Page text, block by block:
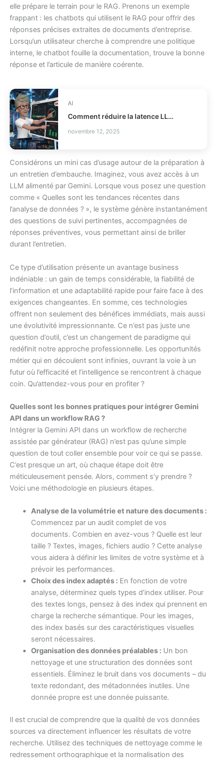
elle prépare le terrain pour le RAG. Prenons un exemple
frappant : les chatbots qui utilisent le RAG pour offrir des
réponses précises extraites de documents d’entreprise.
Lorsqu’un utilisateur cherche à comprendre une politique
interne, le chatbot fouille la documentation, trouve la bonne
réponse et l’articule de manière coérente.
AI
Comment réduire la latence LLM et les coûts en production ?
novembre 12, 2025
Considérons un mini cas d’usage autour de la préparation à
un entretien d’embauche. Imaginez, vous avez accès à un
LLM alimenté par Gemini. Lorsque vous posez une question
comme « Quelles sont les tendances récentes dans
l’analyse de données ? », le système génère instantanément
des questions de suivi pertinentes, accompagnées de
réponses préventives, vous permettant ainsi de briller
durant l’entretien.
Ce type d’utilisation présente un avantage business
indéniable : un gain de temps considérable, la fiabilité de
l’information et une adaptabilité rapide pour faire face à des
exigences changeantes. En somme, ces technologies
offrent non seulement des bénéfices immédiats, mais aussi
une évolutivité impressionnante. Ce n’est pas juste une
question d’outil, c’est un changement de paradigme qui
redéfinit notre approche professionnelle. Les opportunités
métier qui en découlent sont infinies, ouvrant la voie à un
futur où l’efficacité et l’intelligence se rencontrent à chaque
coin. Qu’attendez-vous pour en profiter ?
Quelles sont les bonnes pratiques pour intégrer Gemini
API dans un workflow RAG ?
Intégrer la Gemini API dans un workflow de recherche
assistée par générateur (RAG) n’est pas qu’une simple
question de tout coller ensemble pour voir ce qui se passe.
C’est presque un art, où chaque étape doit être
méticuleusement pensée. Alors, comment s’y prendre ?
Voici une méthodologie en plusieurs étapes.
Analyse de la volumétrie et nature des documents :
Commencez par un audit complet de vos
documents. Combien en avez-vous ? Quelle est leur
taille ? Textes, images, fichiers audio ? Cette analyse
vous aidera à définir les limites de votre système et à
prévoir les performances.
Choix des index adaptés :En fonction de votre
analyse, déterminez quels types d’index utiliser. Pour
des textes longs, pensez à des index qui prennent en
charge la recherche sémantique. Pour les images,
des index basés sur des caractéristiques visuelles
seront nécessaires.
Organisation des données préalables :Un bon
nettoyage et une structuration des données sont
essentiels. Éliminez le bruit dans vos documents – du
texte redondant, des métadonnées inutiles. Une
donnée propre est une donnée puissante.
Il est crucial de comprendre que la qualité de vos données
sources va directement influencer les résultats de votre
recherche. Utilisez des techniques de nettoyage comme le
redressement orthographique et la normalisation des